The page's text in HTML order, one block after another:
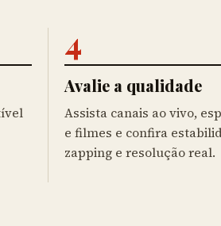
4
Avalie a qualidade
Assista canais ao vivo,
e filmes e confira
zapping e resolução real.